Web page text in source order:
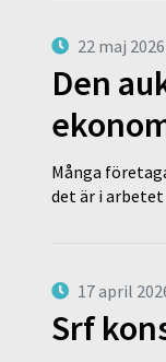
22 maj 2026
Den
Många
det är i
17 april
Srf